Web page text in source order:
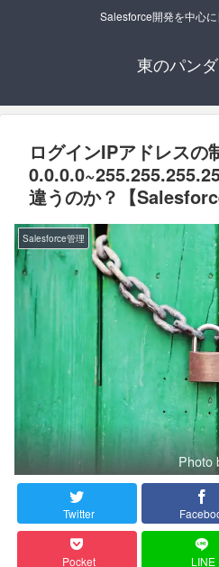
Salesforce開発を中心
東のパン
ログインIPアドレスの
違うのか？【
Salesforce管理
Photo
Twitter
Pocket LINE